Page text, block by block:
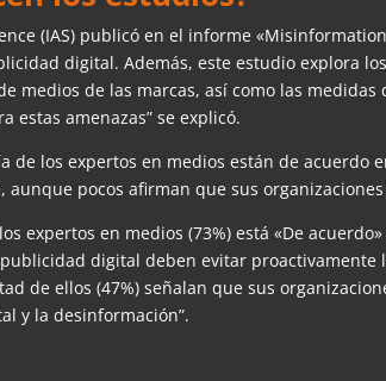
(IAS) publicó en el informe
digital. Además, este estudio explora
medios de las marcas, así como las
estas amenazas” se explicó.
de los expertos en medios están de acuerdo
aunque pocos afirman que sus
expertos en medios (73%) está «De
digital deben evitar proactivamente
de ellos (47%) señalan que sus
y la desinformación”.